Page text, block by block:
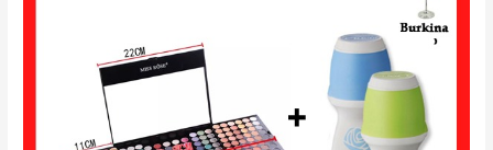
38.500 CFA.